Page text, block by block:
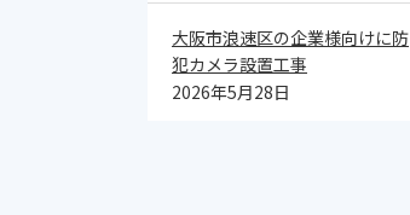
大阪市浪速区の企業様向けに防
犯カメラ設置工事
2026年5月28日